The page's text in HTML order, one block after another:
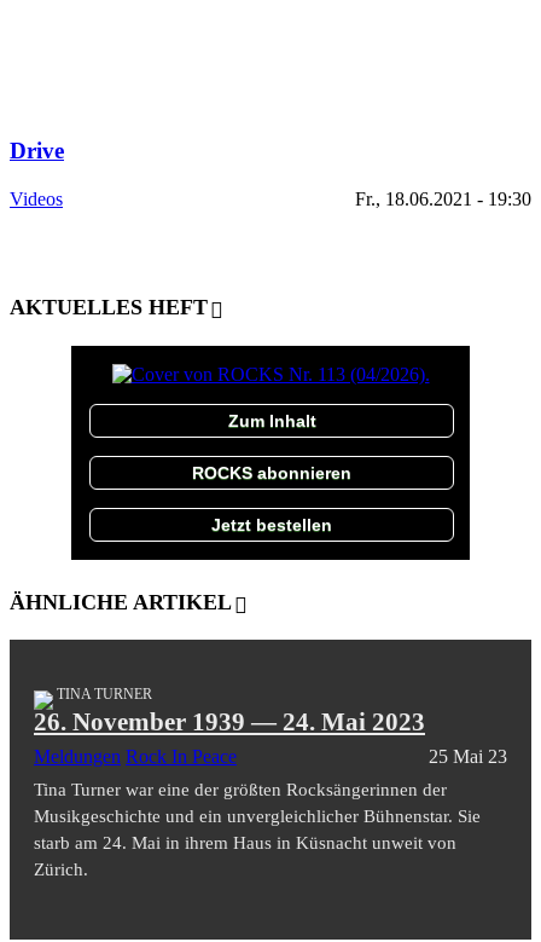
Drive
Videos Fr., 18.06.2021 - 19:30
AKTUELLES HEFT
Zum Inhalt
ROCKS abonnieren
Jetzt bestellen
ÄHNLICHE ARTIKEL
TINA TURNER
26. November 1939 — 24. Mai 2023
Meldungen Rock In Peace 25 Mai 23
Tina Turner war eine der größten Rocksängerinnen der
Musikgeschichte und ein unvergleichlicher Bühnenstar. Sie
starb am 24. Mai in ihrem Haus in Küsnacht unweit von
Zürich.